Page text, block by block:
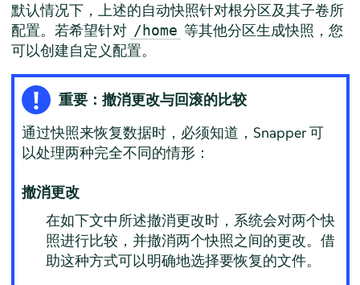
默认情况下，上述的自动快照针对根分区及其子卷所
配置。若希望针对 /home 等其他分区生成快照，您
可以创建自定义配置。
重要：撤消更改与回滚的比较
通过快照来恢复数据时，必须知道，Snapper 可
以处理两种完全不同的情形：
撤消更改
在如下文中所述撤消更改时，系统会对两个快
照进行比较，并撤消两个快照之间的更改。借
助这种方式可以明确地选择要恢复的文件。